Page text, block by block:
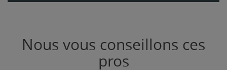
Nous vous conseillons ces
pros